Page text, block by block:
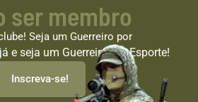
ser membro
Seja um Guerreiro por
e seja um Guerreiro por Esporte!
Inscreva-se!